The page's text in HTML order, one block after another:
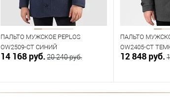
ПАЛЬТО МУЖСКОЕ PEPLOS
OW2509-CT СИНИЙ
14 168 руб. 20 240 руб.
ПАЛЬТО
OW2405-CT
12 848 руб.